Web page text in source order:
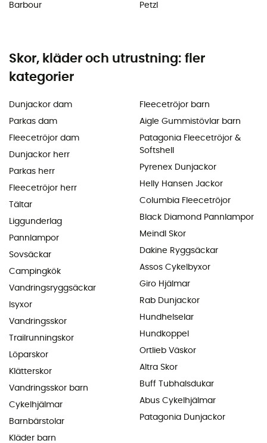
Barbour
Petzl
Skor, kläder och utrustning: fler
kategorier
Dunjackor dam
Parkas dam
Fleecetröjor dam
Dunjackor herr
Parkas herr
Fleecetröjor herr
Tältar
Liggunderlag
Pannlampor
Sovsäckar
Campingkök
Vandringsryggsäckar
Isyxor
Vandringsskor
Trailrunningskor
Löparskor
Klätterskor
Vandringsskor barn
Cykelhjälmar
Barnbärstolar
Kläder barn
Fleecetröjor barn
Aigle Gummistövlar barn
Patagonia Fleecetröjor &
Softshell
Pyrenex Dunjackor
Helly Hansen Jackor
Columbia Fleecetröjor
Black Diamond Pannlampor
Meindl Skor
Dakine Ryggsäckar
Assos Cykelbyxor
Giro Hjälmar
Rab Dunjackor
Hundhelselar
Hundkoppel
Ortlieb Väskor
Altra Skor
Buff Tubhalsdukar
Abus Cykelhjälmar
Patagonia Dunjackor